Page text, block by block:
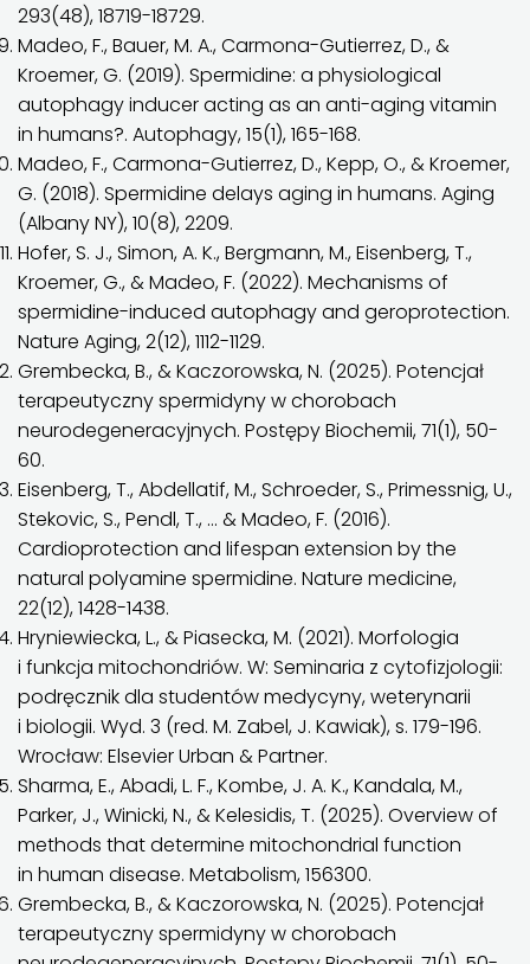
293(48), 18719-18729.
Madeo, F., Bauer, M. A., Carmona-Gutierrez, D., &
Kroemer, G. (2019). Spermidine: a physiological
autophagy inducer acting as an anti-aging vitamin
in humans?. Autophagy, 15(1), 165-168.
Madeo, F., Carmona-Gutierrez, D., Kepp, O., & Kroemer,
G. (2018). Spermidine delays aging in humans. Aging
(Albany NY), 10(8), 2209.
Hofer, S. J., Simon, A. K., Bergmann, M., Eisenberg, T.,
Kroemer, G., & Madeo, F. (2022). Mechanisms of
spermidine-induced autophagy and geroprotection.
Nature Aging, 2(12), 1112-1129.
Grembecka, B., & Kaczorowska, N. (2025). Potencjał
terapeutyczny spermidyny w chorobach
neurodegeneracyjnych. Postępy Biochemii, 71(1), 50-
60.
Eisenberg, T., Abdellatif, M., Schroeder, S., Primessnig, U.,
Stekovic, S., Pendl, T., … & Madeo, F. (2016).
Cardioprotection and lifespan extension by the
natural polyamine spermidine. Nature medicine,
22(12), 1428-1438.
Hryniewiecka, L., & Piasecka, M. (2021). Morfologia
i funkcja mitochondriów. W: Seminaria z cytofizjologii:
podręcznik dla studentów medycyny, weterynarii
i biologii. Wyd. 3 (red. M. Zabel, J. Kawiak), s. 179-196.
Wrocław: Elsevier Urban & Partner.
Sharma, E., Abadi, L. F., Kombe, J. A. K., Kandala, M.,
Parker, J., Winicki, N., & Kelesidis, T. (2025). Overview of
methods that determine mitochondrial function
in human disease. Metabolism, 156300.
Grembecka, B., & Kaczorowska, N. (2025). Potencjał
terapeutyczny spermidyny w chorobach